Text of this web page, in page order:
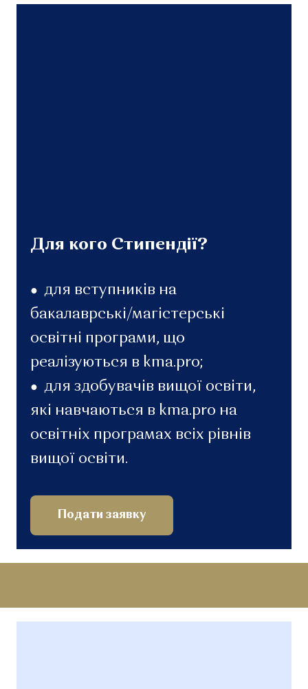
Для кого Стипендії?
● для вступників на
бакалаврські/магістерські
освітні програми, що
реалізуються в kma.pro;
● для здобувачів вищої освіти,
які навчаються в kma.pro на
освітніх програмах всіх рівнів
вищої освіти.
Подати заявку